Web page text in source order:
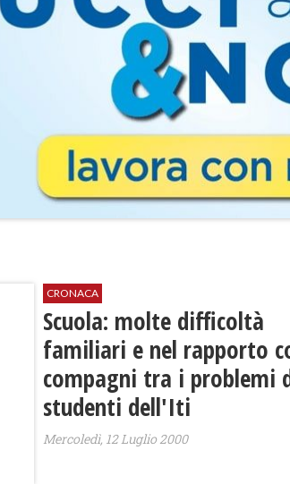
CRONACA
Scuola: molte difficoltà
familiari e nel rapporto
compagni tra i problemi
studenti dell'Iti
Mercoledì, 12 Luglio 2000